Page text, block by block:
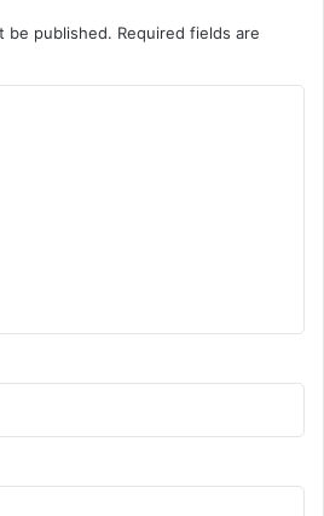
be published. Required fields are